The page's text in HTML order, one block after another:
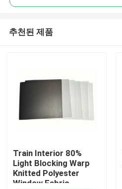
추천된 제품
Train Interior 80%
Light Blocking Warp
Knitted Polyester
Window Fabric